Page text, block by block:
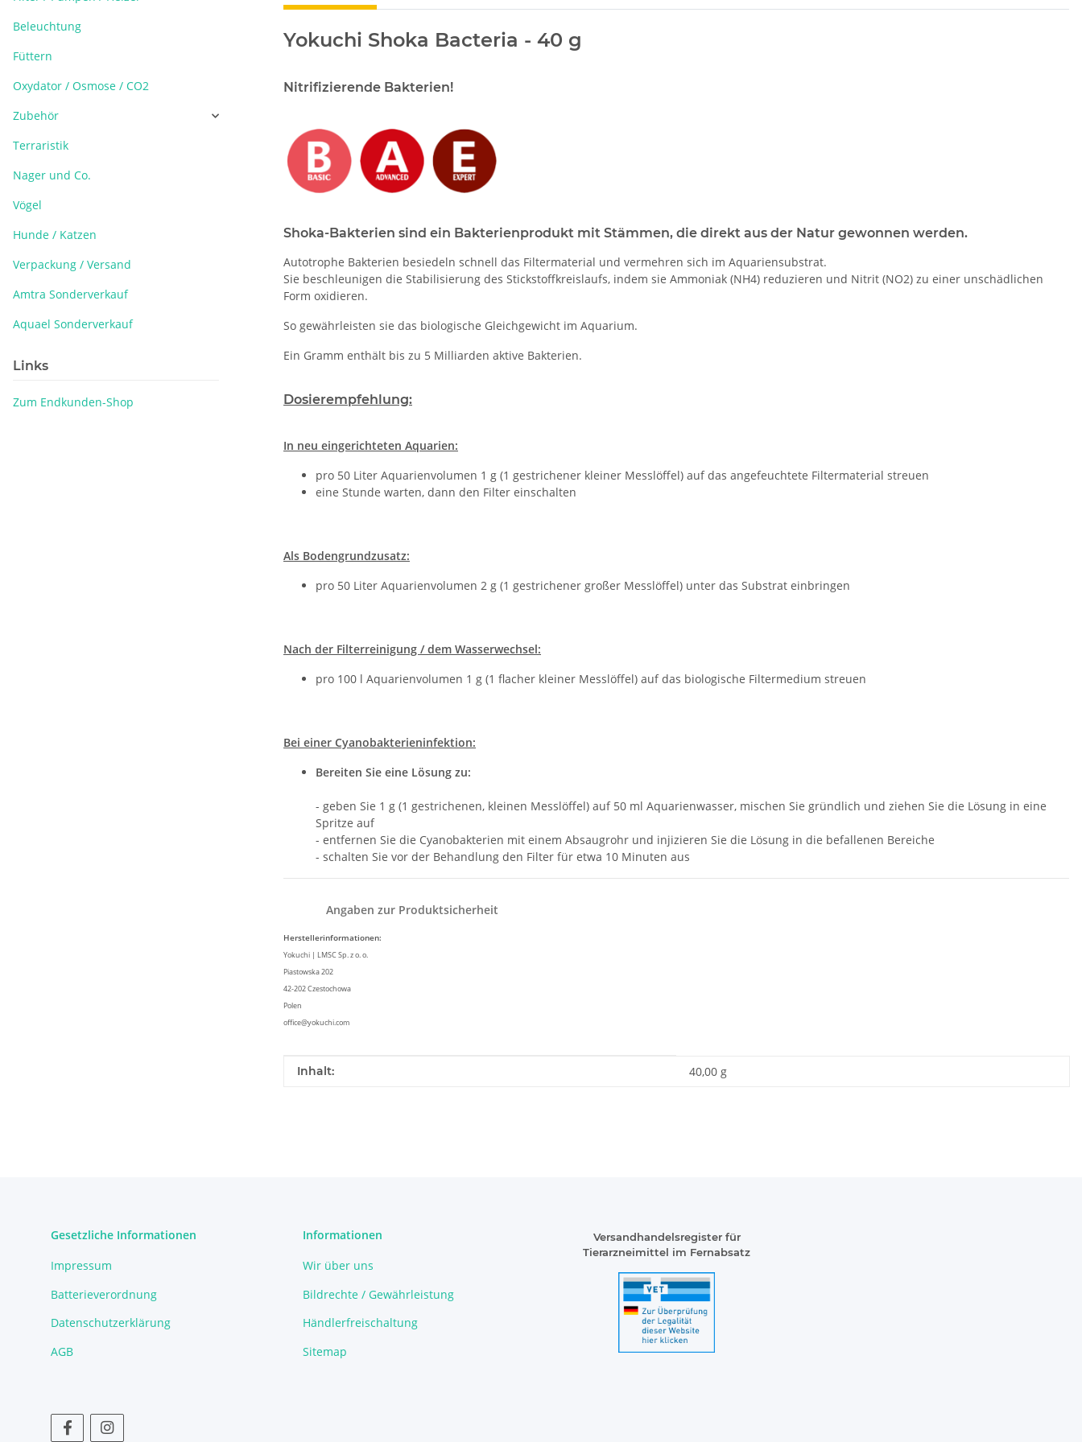
Yokuchi Shoka Bacteria - 40 g
Nitrifizierende Bakterien!
Shoka-Bakterien sind ein Bakterienprodukt mit Stämmen, die direkt aus der Natur gewonnen werden.
Autotrophe Bakterien besiedeln schnell das Filtermaterial und vermehren sich im Aquariensubstrat.
Sie beschleunigen die Stabilisierung des Stickstoffkreislaufs, indem sie Ammoniak (NH4) reduzieren und Nitrit (NO2) zu einer unschädlichen
Form oxidieren.
So gewährleisten sie das biologische Gleichgewicht im Aquarium.
Ein Gramm enthält bis zu 5 Milliarden aktive Bakterien.
Dosierempfehlung:
In neu eingerichteten Aquarien:
pro 50 Liter Aquarienvolumen 1 g (1 gestrichener kleiner Messlöffel) auf das angefeuchtete Filtermaterial streuen
eine Stunde warten, dann den Filter einschalten
Als Bodengrundzusatz:
pro 50 Liter Aquarienvolumen 2 g (1 gestrichener großer Messlöffel) unter das Substrat einbringen
Nach der Filterreinigung / dem Wasserwechsel:
pro 100 l Aquarienvolumen 1 g (1 flacher kleiner Messlöffel) auf das biologische Filtermedium streuen
Bei einer Cyanobakterieninfektion:
Bereiten Sie eine Lösung zu:
- geben Sie 1 g (1 gestrichenen, kleinen Messlöffel) auf 50 ml Aquarienwasser, mischen Sie gründlich und ziehen Sie die Lösung in eine
Spritze auf
- entfernen Sie die Cyanobakterien mit einem Absaugrohr und injizieren Sie die Lösung in die befallenen Bereiche
- schalten Sie vor der Behandlung den Filter für etwa 10 Minuten aus
Angaben zur Produktsicherheit
Herstellerinformationen:
Yokuchi | LMSC Sp. z o. o.
Piastowska 202
42-202 Czestochowa
Polen
office@yokuchi.com
Produkteigenschaft
Wert
Inhalt: 40,00 g
Beleuchtung
Füttern
Oxydator / Osmose / CO2
Zubehör
Terraristik
Nager und Co.
Vögel
Hunde / Katzen
Verpackung / Versand
Amtra Sonderverkauf
Aquael Sonderverkauf
Links
Zum Endkunden-Shop
Gesetzliche Informationen
Impressum
Batterieverordnung
Datenschutzerklärung
AGB
Informationen
Wir über uns
Bildrechte / Gewährleistung
Händlerfreischaltung
Sitemap
Versandhandelsregister für
Tierarzneimittel im Fernabsatz